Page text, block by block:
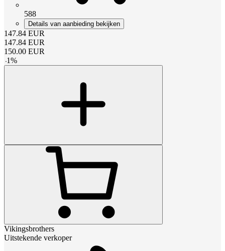
588
Details van aanbieding bekijken
147.84 EUR
147.84 EUR
150.00 EUR
-1%
Vikingsbrothers
Uitstekende verkoper